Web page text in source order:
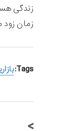
زندگی
زمان
Tags:
>